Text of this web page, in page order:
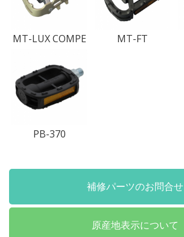
MT-LUX COMPE MT-FT
PB-370
補修パーツのお問合せ
原産地表示について